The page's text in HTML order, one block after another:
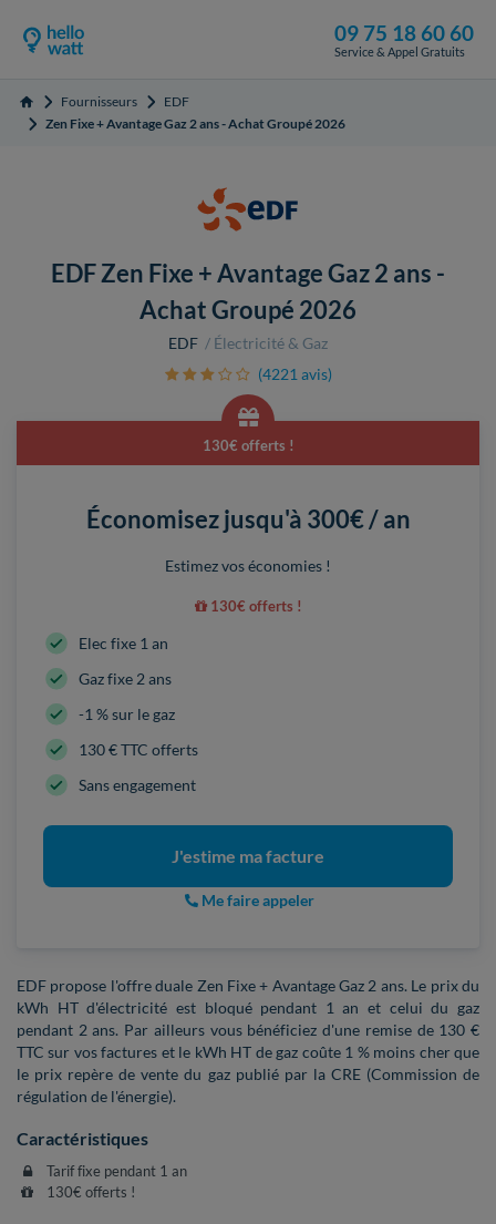
09 75 18 60 60
Service & Appel Gratuits
Accueil Fournisseurs
EDF
Zen Fixe + Avantage Gaz 2 ans - Achat Groupé 2026
EDF Zen Fixe + Avantage Gaz 2 ans -
Achat Groupé 2026
EDF
Électricité & Gaz
(4221 avis)
130€ offerts !
Économisez jusqu'à 300€ / an
Estimez vos économies !
130€ offerts !
Elec fixe 1 an
Gaz fixe 2 ans
-1 % sur le gaz
130 € TTC offerts
Sans engagement
J'estime ma facture
Me faire appeler
EDF propose l'offre duale Zen Fixe + Avantage Gaz 2 ans. Le prix du
kWh HT d'électricité est bloqué pendant 1 an et celui du gaz
pendant 2 ans. Par ailleurs vous bénéficiez d'une remise de 130 €
TTC sur vos factures et le kWh HT de gaz coûte 1 % moins cher que
le prix repère de vente du gaz publié par la CRE (Commission de
régulation de l'énergie).
Caractéristiques
Tarif fixe pendant 1 an
130€ offerts !